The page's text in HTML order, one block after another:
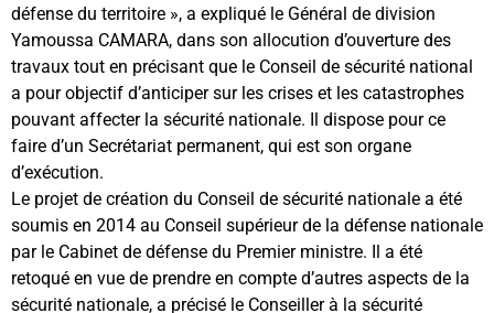
défense du territoire », a expliqué le Général de division
Yamoussa CAMARA, dans son allocution d’ouverture des
travaux tout en précisant que le Conseil de sécurité national
a pour objectif d’anticiper sur les crises et les catastrophes
pouvant affecter la sécurité nationale. Il dispose pour ce
faire d’un Secrétariat permanent, qui est son organe
d’exécution.
Le projet de création du Conseil de sécurité nationale a été
soumis en 2014 au Conseil supérieur de la défense nationale
par le Cabinet de défense du Premier ministre. Il a été
retoqué en vue de prendre en compte d’autres aspects de la
sécurité nationale, a précisé le Conseiller à la sécurité